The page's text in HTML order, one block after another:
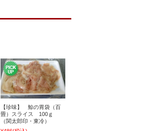
【珍味】 鯨の胃袋（百
畳）スライス 100ｇ
（関太郎印・東冷）